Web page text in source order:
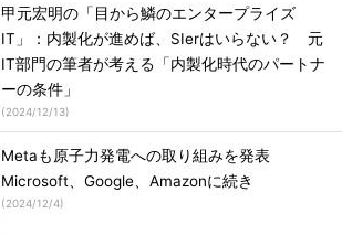
甲元宏明の「目から鱗のエンタープライズ
IT」：内製化が進めば、SIerはいらない？ 元
IT部門の筆者が考える「内製化時代のパートナ
ーの条件」
(2024/12/13)
Metaも原子力発電への取り組みを発表
Microsoft、Google、Amazonに続き
(2024/12/4)